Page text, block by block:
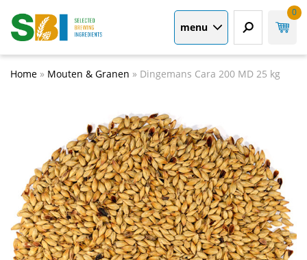
menu
0
Home » Mouten & Granen » Dingemans Cara 200 MD 25 kg